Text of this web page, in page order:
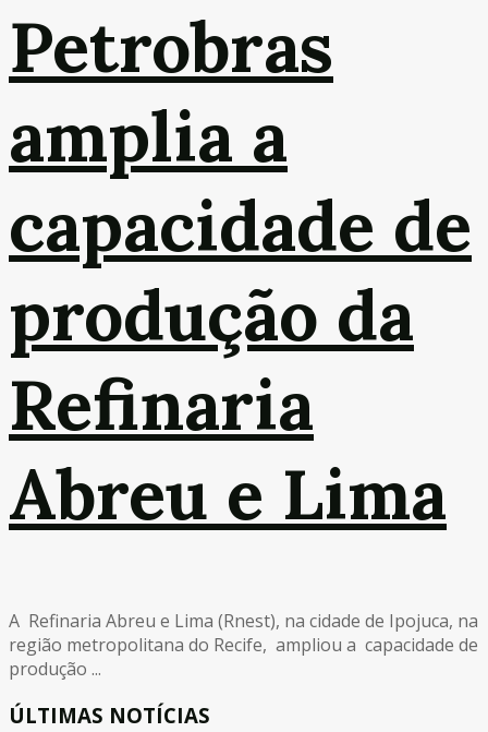
Petrobras
amplia a
capacidade de
produção da
Refinaria
Abreu e Lima
A Refinaria Abreu e Lima (Rnest), na cidade de Ipojuca, na
região metropolitana do Recife, ampliou a capacidade de
produção ...
ÚLTIMAS NOTÍCIAS